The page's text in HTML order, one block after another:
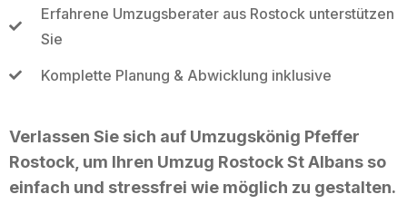
Erfahrene Umzugsberater aus Rostock unterstützen
Sie
Komplette Planung & Abwicklung inklusive
Verlassen Sie sich auf Umzugskönig Pfeffer
Rostock, um Ihren Umzug Rostock St Albans so
einfach und stressfrei wie möglich zu gestalten.